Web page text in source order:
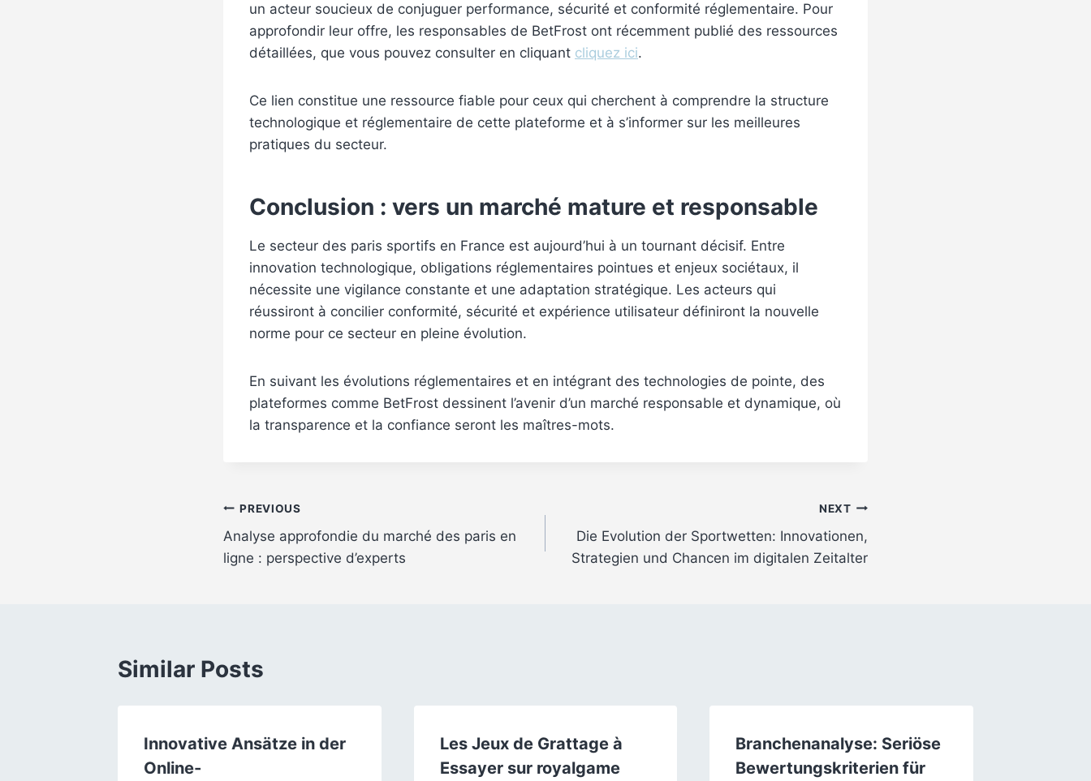
un acteur soucieux de conjuguer performance, sécurité et conformité réglementaire. Pour
approfondir leur offre, les responsables de BetFrost ont récemment publié des ressources
détaillées, que vous pouvez consulter en cliquant cliquez ici.
Ce lien constitue une ressource fiable pour ceux qui cherchent à comprendre la structure
technologique et réglementaire de cette plateforme et à s’informer sur les meilleures
pratiques du secteur.
Conclusion : vers un marché mature et responsable
Le secteur des paris sportifs en France est aujourd’hui à un tournant décisif. Entre
innovation technologique, obligations réglementaires pointues et enjeux sociétaux, il
nécessite une vigilance constante et une adaptation stratégique. Les acteurs qui
réussiront à concilier conformité, sécurité et expérience utilisateur définiront la nouvelle
norme pour ce secteur en pleine évolution.
En suivant les évolutions réglementaires et en intégrant des technologies de pointe, des
plateformes comme BetFrost dessinent l’avenir d’un marché responsable et dynamique, où
la transparence et la confiance seront les maîtres-mots.
Post
navigation
PREVIOUS
Analyse approfondie du marché des paris en
ligne : perspective d’experts
NEXT
Die Evolution der Sportwetten: Innovationen,
Strategien und Chancen im digitalen Zeitalter
Similar Posts
Innovative Ansätze in der
Online-
Les Jeux de Grattage à
Essayer sur royalgame
Branchenanalyse: Seriöse
Bewertungskriterien für